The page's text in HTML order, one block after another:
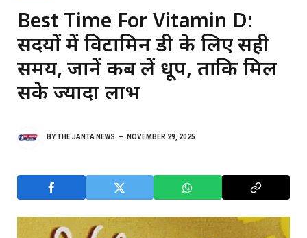
Best Time For Vitamin D:
सर्दियों में विटामिन डी के लिए सही
समय, जानें कब लें धूप, ताकि मिल
सके ज्यादा लाभ
BYTHE JANTA NEWS NOVEMBER 29, 2025